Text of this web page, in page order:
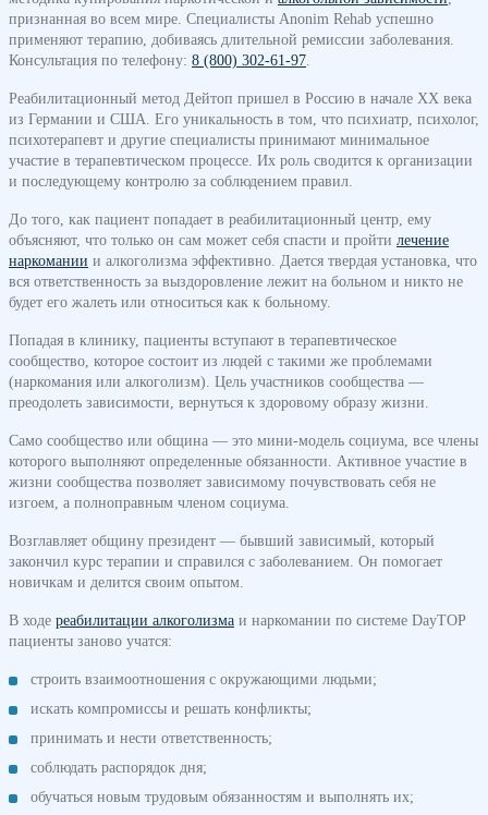
признанная во всем мире. Специалисты Anonim Rehab успешно
применяют терапию, добиваясь длительной ремиссии заболевания.
Консультация по телефону: 8 (800) 302-61-97
Реабилитационный метод Дейтоп пришел в Россию в начале XX века
из Германии и США. Его уникальность в том, что психиатр, психолог,
психотерапевт и другие специалисты принимают минимальное
участие в терапевтическом процессе. Их роль сводится к организации
и последующему контролю за соблюдением правил.
До того, как пациент попадает в реабилитационный центр, ему
объясняют, что только он сам может себя спасти и пройти лечение
наркомании и алкоголизма эффективно. Дается твердая установка, что
вся ответственность за выздоровление лежит на больном и никто не
будет его жалеть или относиться как к больному.
Попадая в клинику, пациенты вступают в терапевтическое
сообщество, которое состоит из людей с такими же проблемами
(наркомания или алкоголизм). Цель участников сообщества —
преодолеть зависимости, вернуться к здоровому образу жизни.
Само сообщество или община — это мини-модель социума, все члены
которого выполняют определенные обязанности. Активное участие в
жизни сообщества позволяет зависимому почувствовать себя не
изгоем, а полноправным членом социума.
Возглавляет общину президент — бывший зависимый, который
закончил курс терапии и справился с заболеванием. Он помогает
новичкам и делится своим опытом.
В ходе реабилитации алкоголизма и наркомании по системе DayTOP
пациенты заново учатся:
строить взаимоотношения с окружающими людьми;
искать компромиссы и решать конфликты;
принимать и нести ответственность;
соблюдать распорядок дня;
обучаться новым трудовым обязанностям и выполнять их;